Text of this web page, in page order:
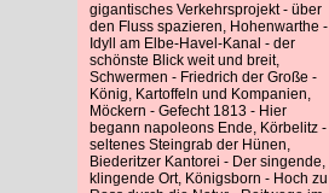
gigantisches Verkehrsprojekt - über
den Fluss spazieren, Hohenwarthe -
Idyll am Elbe-Havel-Kanal - der
schönste Blick weit und breit,
Schwermen - Friedrich der Große -
König, Kartoffeln und Kompanien,
Möckern - Gefecht 1813 - Hier
begann napoleons Ende, Körbelitz -
seltenes Steingrab der Hünen,
Biederitzer Kantorei - Der singende,
klingende Ort, Königsborn - Hoch zu